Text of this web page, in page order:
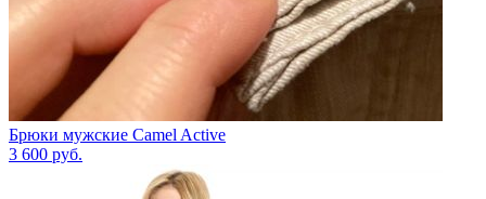
Брюки мужские Camel Active
3 600 руб.